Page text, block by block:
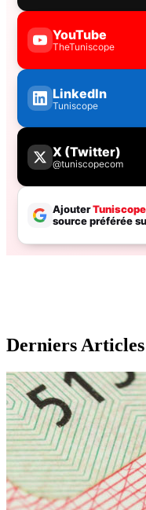
Derniers Articles